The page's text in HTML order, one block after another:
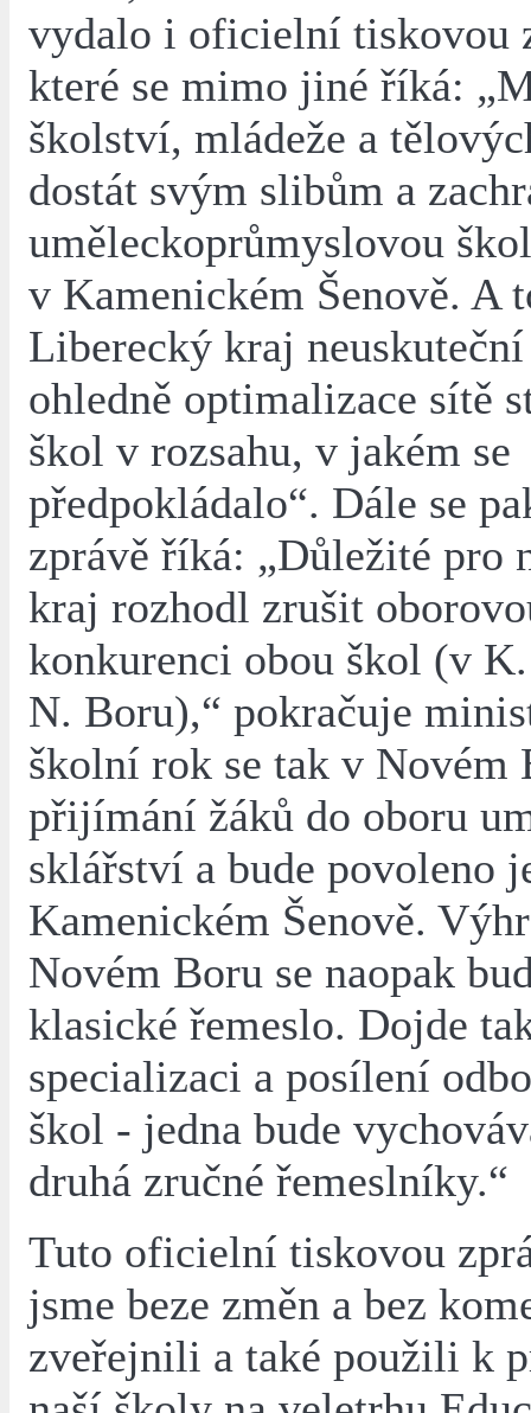
vydalo i oficielní tiskovou
které se mimo jiné říká:
školství, mládeže a
dostát svým slibům a
uměleckoprůmyslovou
v Kamenickém Šenově. A
Liberecký kraj
ohledně optimalizace sítě
škol v rozsahu, v jakém se
předpokládalo“. Dále se
zprávě říká: „Důležité pro
kraj rozhodl zrušit
konkurenci obou škol (v
N. Boru),“ pokračuje
školní rok se tak v Novém
přijímání žáků do oboru
sklářství a bude povoleno
Kamenickém Šenově.
Novém Boru se naopak
klasické řemeslo. Dojde
specializaci a posílení
škol - jedna bude
druhá zručné řemeslníky.“
Tuto oficielní tiskovou
jsme beze změn a bez
zveřejnili a také použili k